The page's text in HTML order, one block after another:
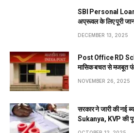
SBI Personal
अप्रूवल के लिए पूरी
DECEMBER 13, 2025
Post Office RD
मासिक बचत से मजबूत
NOVEMBER 26, 2025
सरकार ने जारी की नई
Sukanya, KVP की